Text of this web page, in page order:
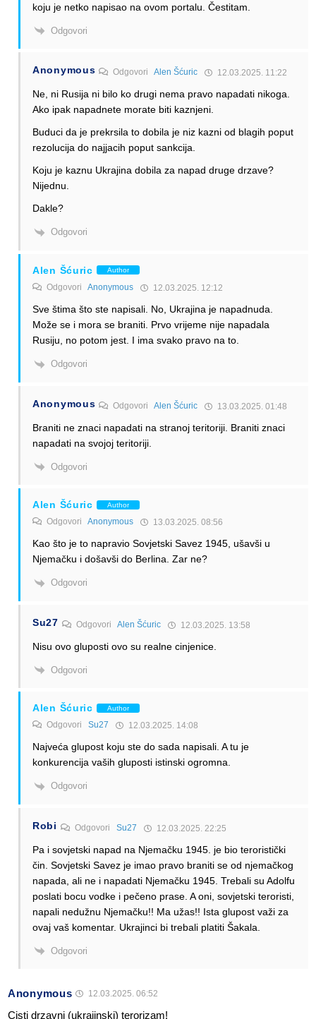
koju je netko napisao na ovom portalu. Čestitam.
Odgovori
Anonymous OdgovoriAlen Šćuric 12.03.2025. 11:22
Ne, ni Rusija ni bilo ko drugi nema pravo napadati nikoga.
Ako ipak napadnete morate biti kaznjeni.
Buduci da je prekrsila to dobila je niz kazni od blagih poput
rezolucija do najjacih poput sankcija.
Koju je kaznu Ukrajina dobila za napad druge drzave?
Nijednu.
Dakle?
Odgovori
Alen Šćuric Author
Odgovori Anonymous 12.03.2025. 12:12
Sve štima što ste napisali. No, Ukrajina je napadnuda.
Može se i mora se braniti. Prvo vrijeme nije napadala
Rusiju, no potom jest. I ima svako pravo na to.
Odgovori
Anonymous OdgovoriAlen Šćuric 13.03.2025. 01:48
Braniti ne znaci napadati na stranoj teritoriji. Braniti znaci
napadati na svojoj teritoriji.
Odgovori
Alen Šćuric Author
Odgovori Anonymous 13.03.2025. 08:56
Kao što je to napravio Sovjetski Savez 1945, ušavši u
Njemačku i došavši do Berlina. Zar ne?
Odgovori
Su27 Odgovori Alen Šćuric 12.03.2025. 13:58
Nisu ovo gluposti ovo su realne cinjenice.
Odgovori
Alen Šćuric Author
Odgovori Su27 12.03.2025. 14:08
Najveća glupost koju ste do sada napisali. A tu je
konkurencija vaših gluposti istinski ogromna.
Odgovori
Robi Odgovori Su27 12.03.2025. 22:25
Pa i sovjetski napad na Njemačku 1945. je bio teroristički
čin. Sovjetski Savez je imao pravo braniti se od njemačkog
napada, ali ne i napadati Njemačku 1945. Trebali su Adolfu
poslati bocu vodke i pečeno prase. A oni, sovjetski teroristi,
napali nedužnu Njemačku!! Ma užas!! Ista glupost važi za
ovaj vaš komentar. Ukrajinci bi trebali platiti Šakala.
Odgovori
Anonymous 12.03.2025. 06:52
Cisti drzavni (ukrajinski) terorizam!